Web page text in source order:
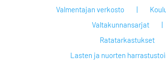
Valmentajan verkosto
Valtakunnansarjat
Ratatarkastukset
Lasten ja nuorten